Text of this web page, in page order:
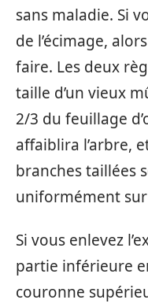
sans maladie. Si
de l’écimage,
faire. Les deux
taille d’un vieux
2/3 du feuillage
affaiblira l’arbre,
branches taillées
uniformément
Si vous enlevez
partie inférieure
couronne